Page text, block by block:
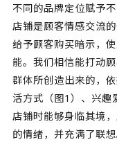
不同的品牌定位赋予
店铺是顾客情感交流
给予顾客购买暗示，
能。我们相信能打动
群体所创造出来的，
活方式（图1）、兴趣
店铺时能够身临其境
的情绪，并充满了联想